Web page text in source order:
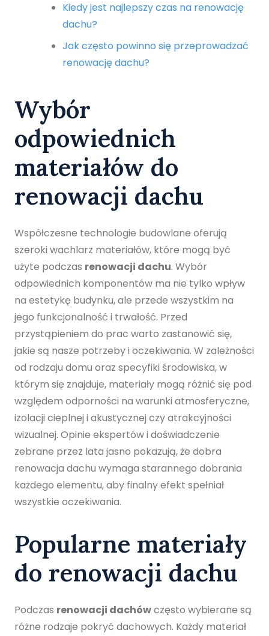
Kiedy jest najlepszy czas na renowację
dachu?
Jak często powinno się przeprowadzać
renowację dachu?
Wybór
odpowiednich
materiałów do
renowacji dachu
Współczesne technologie budowlane oferują
szeroki wachlarz materiałów, które mogą być
użyte podczas renowacji dachu. Wybór
odpowiednich komponentów ma nie tylko wpływ
na estetykę budynku, ale przede wszystkim na
jego funkcjonalność i trwałość. Przed
przystąpieniem do prac warto zastanowić się,
jakie są nasze potrzeby i oczekiwania. W zależności
od rodzaju domu oraz specyfiki środowiska, w
którym się znajduje, materiały mogą różnić się pod
względem odporności na warunki atmosferyczne,
izolacji cieplnej i akustycznej czy atrakcyjności
wizualnej. Opinie ekspertów i doświadczenie
zebrane przez lata jasno pokazują, że dobra
renowacja dachu wymaga starannego dobrania
każdego elementu, aby finalny efekt spełniał
wszystkie oczekiwania.
Popularne materiały
do renowacji dachu
Podczas renowacji dachówczęsto wybierane są
różne rodzaje pokryć dachowych. Każdy materiał